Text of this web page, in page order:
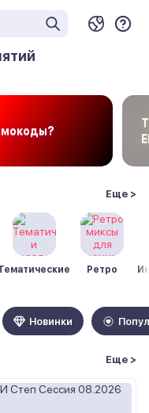
Еще >
Ретро
Новинки
Еще >